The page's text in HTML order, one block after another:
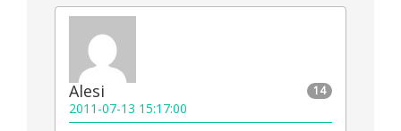
14
Alesi
2011-07-13 15:17:00